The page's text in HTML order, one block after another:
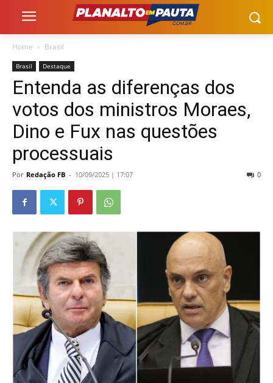
Home Brasil
Brasil Destaque
Entenda as diferenças dos
votos dos ministros Moraes,
Dino e Fux nas questões
processuais
Por Redação FB - 10/09/2025 | 17:07 0